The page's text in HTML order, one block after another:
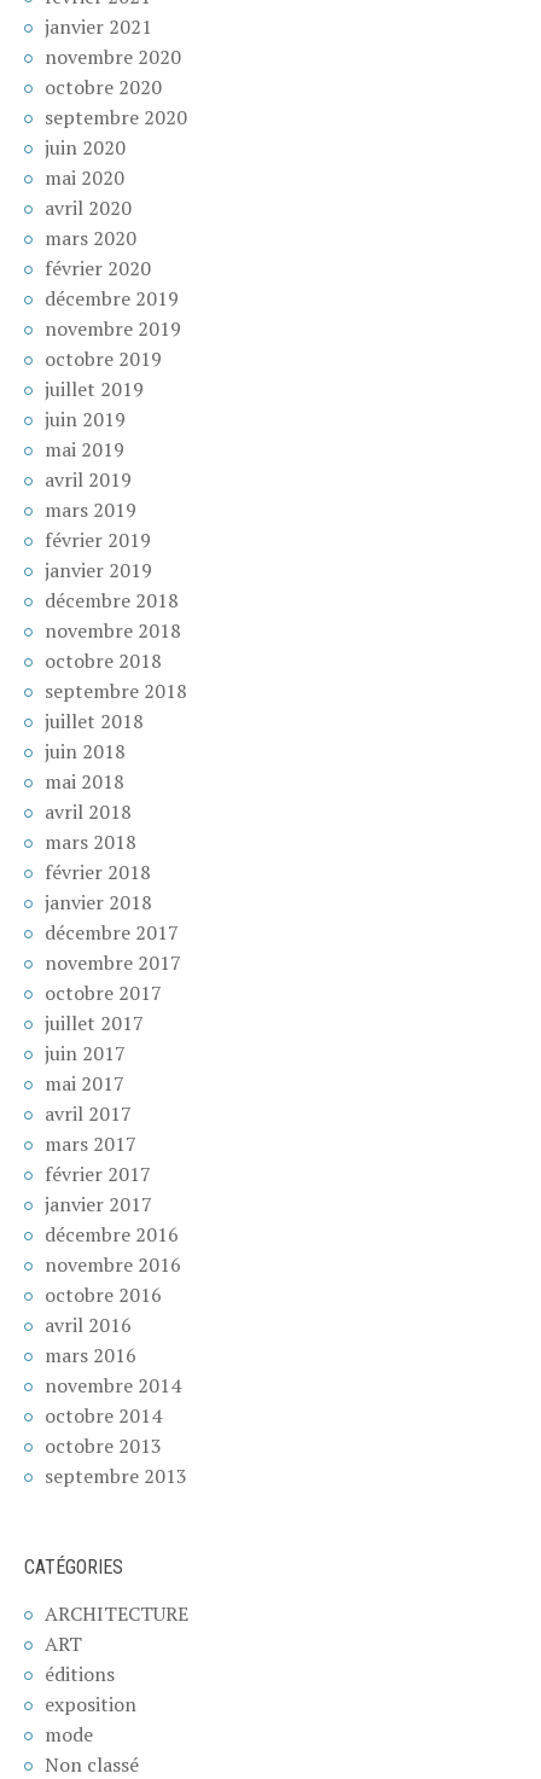
janvier 2021
novembre 2020
octobre 2020
septembre 2020
juin 2020
mai 2020
avril 2020
mars 2020
février 2020
décembre 2019
novembre 2019
octobre 2019
juillet 2019
juin 2019
mai 2019
avril 2019
mars 2019
février 2019
janvier 2019
décembre 2018
novembre 2018
octobre 2018
septembre 2018
juillet 2018
juin 2018
mai 2018
avril 2018
mars 2018
février 2018
janvier 2018
décembre 2017
novembre 2017
octobre 2017
juillet 2017
juin 2017
mai 2017
avril 2017
mars 2017
février 2017
janvier 2017
décembre 2016
novembre 2016
octobre 2016
avril 2016
mars 2016
novembre 2014
octobre 2014
octobre 2013
septembre 2013
CATÉGORIES
ARCHITECTURE
ART
éditions
exposition
mode
Non classé